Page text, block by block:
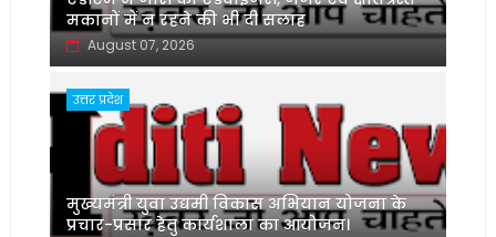
मकानों में न रहने की भी दी सलाह
August 07, 2026
उत्तर प्रदेश
मुख्यमंत्री युवा उद्यमी विकास अभियान योजना के
प्रचार-प्रसार हेतु कार्यशाला का आयोजन।